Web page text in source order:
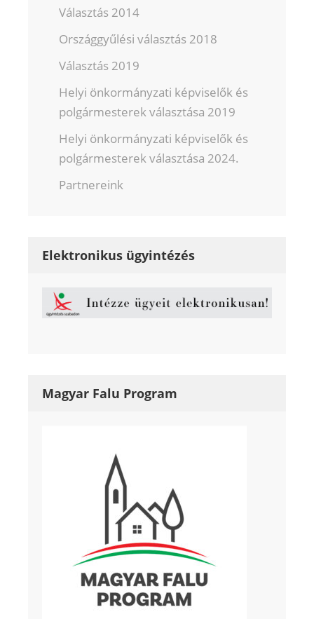
Választás 2014
Országgyűlési választás 2018
Választás 2019
Helyi önkormányzati képviselők és
polgármesterek választása 2019
Helyi önkormányzati képviselők és
polgármesterek választása 2024.
Partnereink
Elektronikus ügyintézés
Magyar Falu Program